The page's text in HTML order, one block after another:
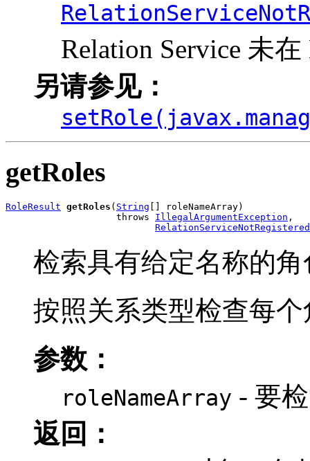
Relation Service 未
另请参见：
getRoles
RoleResult getRoles ( String [] roleNameArray)
                    throws
IllegalArgumentException ,
检索具有给定名称的
按照关系类型检查每
参数：
roleNameArray - 要
返回：